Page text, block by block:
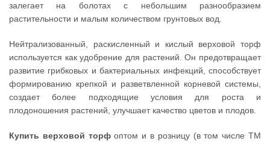
залегает на болотах с небольшим разнообразием
растительности и малым количеством грунтовых вод.
Нейтрализованный, раскисленный и кислый верховой торф
используется как удобрение для растений. Он предотвращает
развитие грибковых и бактериальных инфекций, способствует
формированию крепкой и разветвленной корневой системы,
создает более подходящие условия для роста и
плодоношения растений, улучшает качество цветов и плодов.
Купить верховой торфоптом и в розницу (в том числе ТМ